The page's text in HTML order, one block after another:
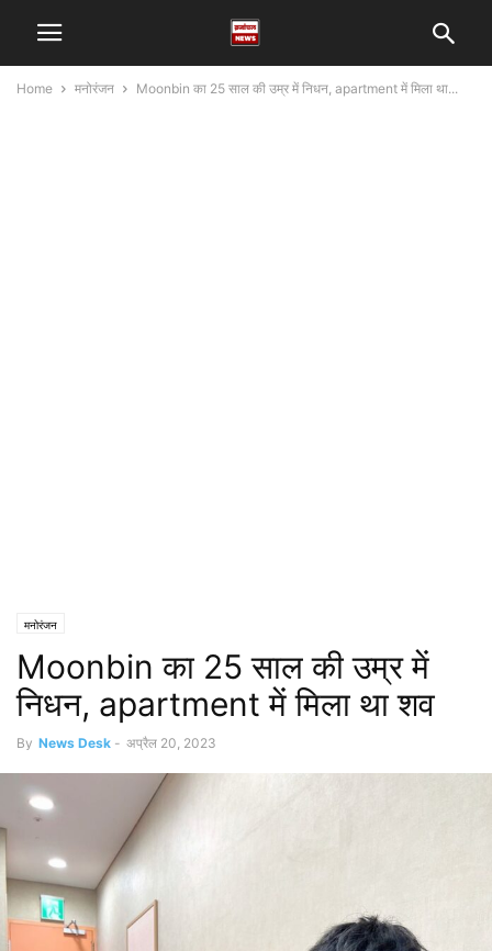
Home मनोरंजन Moonbin का 25 साल की उम्र में निधन, apartment में मिला था...
मनोरंजन
Moonbin का 25 साल की उम्र में
निधन, apartment में मिला था शव
By News Desk - अप्रैल 20, 2023